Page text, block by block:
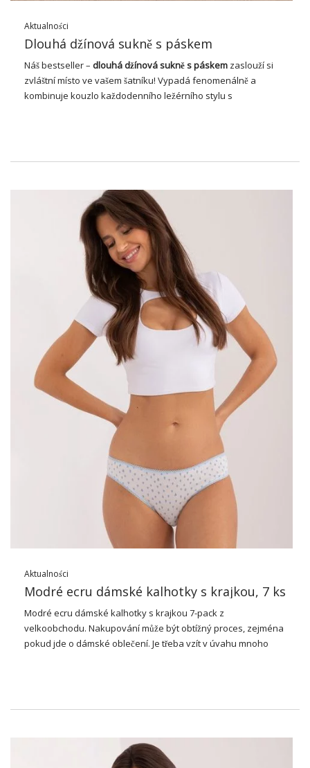
Aktualności
Dlouhá džínová sukně s páskem
Náš bestseller – dlouhá džínová sukně s páskem zaslouží si
zvláštní místo ve vašem šatníku! Vypadá fenomenálně a
kombinuje kouzlo každodenního ležérního stylu s
dlouhé procházky a výlety do města. Další kapsy a opasek
dodávají funkčnost a sofistikovanost.
zipem a knoflíky, což jen zvyšuje jeho praktičnost. Ideální pro
ženy, které oceňují pohodlí a styl. Modelka má na sobě
velikost S. Rozměry modelu: výška 170 cm, poprsí 86 cm, pas 65
cm, boky 92 cm.
Dlouhá džínová sukně s páskem –
Klíčové vlastnosti produktu
Rozměry sukně ve velikosti S měřené ploché: šířka v pase – 34
cm, celková délka – 97 cm. Taková sukně je vynikající volbou
pro ženy, které chtějí kombinovat módní vzhled s komfortem
nošení. Zvýrazněním pasu opaskem získáte módní nádech,
který doplní celý outfit.
Aktualności
Modré ecru dámské kalhotky s krajkou, 7 ks
Modré ecru dámské kalhotky s krajkou 7-pack z
velkoobchodu. Nakupování může být obtížný proces, zejména
pokud jde o dámské oblečení. Je třeba vzít v úvahu mnoho
Co je velkoobchod spodního